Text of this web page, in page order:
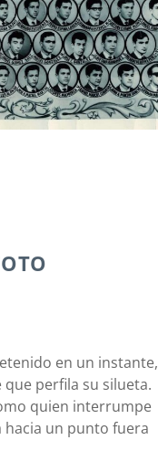
en un instante,
perfila su silueta.
quien interrumpe
un punto fuera